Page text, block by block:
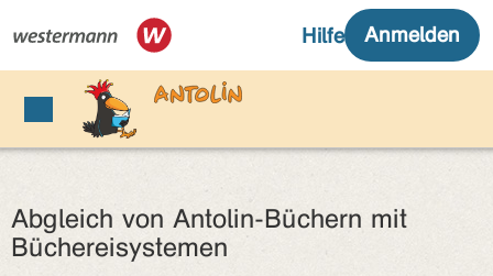
Abgleich von Antolin-Büchern mit
Büchereisystemen